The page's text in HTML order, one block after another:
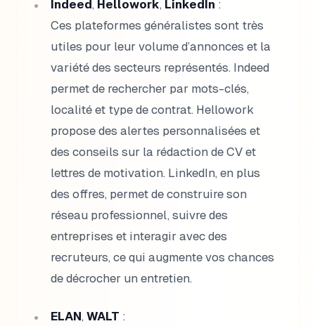
Indeed , Hellowork, LinkedIn :
Ces plateformes généralistes sont très
utiles pour leur volume d’annonces et la
variété des secteurs représentés. Indeed
permet de rechercher par mots-clés,
localité et type de contrat. Hellowork
propose des alertes personnalisées et
des conseils sur la rédaction de CV et
lettres de motivation. LinkedIn, en plus
des offres, permet de construire son
réseau professionnel, suivre des
entreprises et interagir avec des
recruteurs, ce qui augmente vos chances
de décrocher un entretien.
ELAN, WALT :